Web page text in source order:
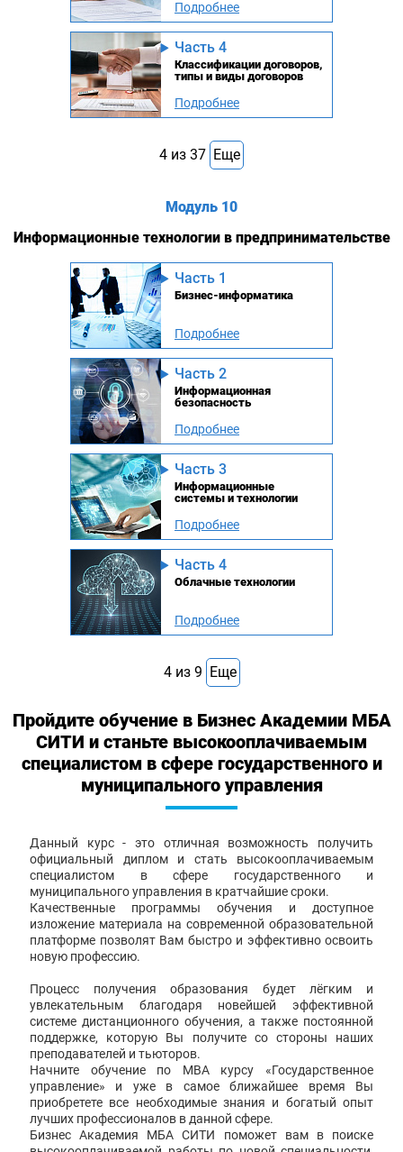
Подробнее
Часть 4
Классификации договоров,
типы и виды договоров
Подробнее
4 из 37 Еще
Модуль 10
Информационные технологии в предпринимательстве
Часть 1
Бизнес-информатика
Подробнее
Часть 2
Информационная
безопасность
Подробнее
Часть 3
Информационные
системы и технологии
Подробнее
Часть 4
Облачные технологии
Подробнее
4из 9 Еще
Пройдите обучение в Бизнес Академии МБА
СИТИ и станьте высокооплачиваемым
специалистом в сфере государственного и
муниципального управления
Данный курс - это отличная возможность получить
официальный диплом и стать высокооплачиваемым
специалистом в сфере государственного и
муниципального управления в кратчайшие сроки.
Качественные программы обучения и доступное
изложение материала на современной образовательной
платформе позволят Вам быстро и эффективно освоить
новую профессию.
Процесс получения образования будет лёгким и
увлекательным благодаря новейшей эффективной
системе дистанционного обучения, а также постоянной
поддержке, которую Вы получите со стороны наших
преподавателей и тьюторов.
Начните обучение по MBA курсу «Государственное
управление» и уже в самое ближайшее время Вы
приобретете все необходимые знания и богатый опыт
лучших профессионалов в данной сфере.
Бизнес Академия МБА СИТИ поможет вам в поиске